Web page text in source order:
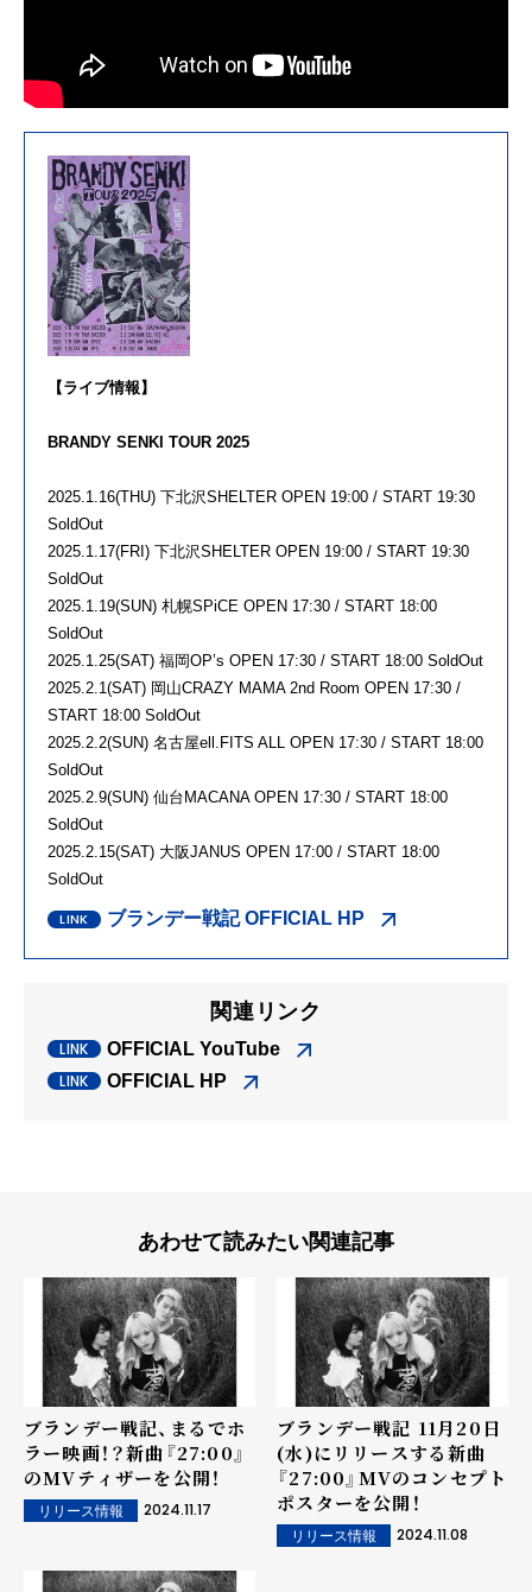
【ライブ情報】
BRANDY SENKI TOUR 2025
2025.1.16(THU) 下北沢SHELTER OPEN 19:00 / START 19:30
SoldOut
2025.1.17(FRI) 下北沢SHELTER OPEN 19:00 / START 19:30
SoldOut
2025.1.19(SUN) 札幌SPiCE OPEN 17:30 / START 18:00
SoldOut
2025.1.25(SAT) 福岡OP’s OPEN 17:30 / START 18:00 SoldOut
2025.2.1(SAT) 岡山CRAZY MAMA 2nd Room OPEN 17:30 /
START 18:00 SoldOut
2025.2.2(SUN) 名古屋ell.FITS ALL OPEN 17:30 / START 18:00
SoldOut
2025.2.9(SUN) 仙台MACANA OPEN 17:30 / START 18:00
SoldOut
2025.2.15(SAT) 大阪JANUS OPEN 17:00 / START 18:00
SoldOut
ブランデー戦記 OFFICIAL HP
関連リンク
OFFICIAL YouTube
OFFICIAL HP
あわせて読みたい関連記事
ブランデー戦記、まるでホ
ラー映画！？新曲『27:00』
のMVティザーを公開！
リリース情報 2024.11.17
ブランデー戦記 11月20日
(水)にリリースする新曲
『27:00』MVのコンセプト
ポスターを公開！
リリース情報 2024.11.08